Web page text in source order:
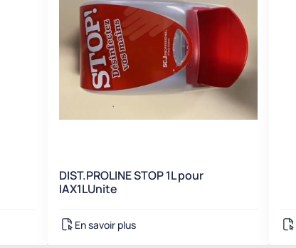
DIST.PROLINE STOP 1L pour
IAX1LUnite
En savoir plus